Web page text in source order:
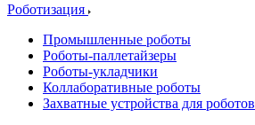
Роботизация
Промышленные роботы
Роботы-паллетайзеры
Роботы-укладчики
Коллаборативные роботы
Захватные устройства для роботов